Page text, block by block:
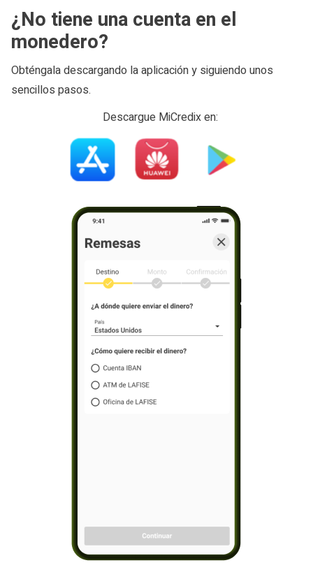
¿No tiene una cuenta en el
monedero?
Obténgala descargando la aplicación y siguiendo unos
sencillos pasos.
Descargue MiCredix en: